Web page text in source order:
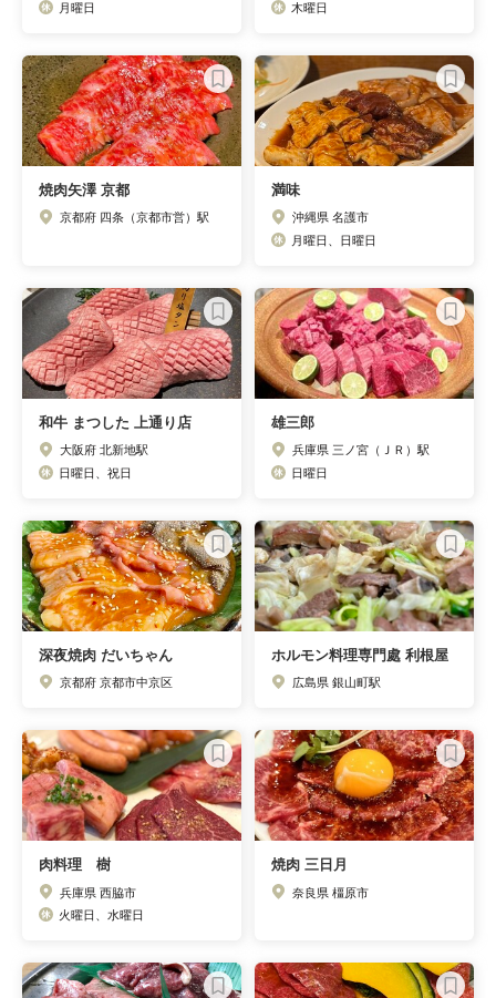
月曜日
木曜日
焼肉矢澤 京都
京都府 四条（京都市営）駅
満味
沖縄県 名護市
月曜日、日曜日
和牛 まつした 上通り店
大阪府 北新地駅
日曜日、祝日
雄三郎
兵庫県 三ノ宮（ＪＲ）駅
日曜日
深夜焼肉 だいちゃん
京都府 京都市中京区
ホルモン料理専門處 利根屋
広島県 銀山町駅
肉料理 樹
兵庫県 西脇市
火曜日、水曜日
焼肉 三日月
奈良県 橿原市